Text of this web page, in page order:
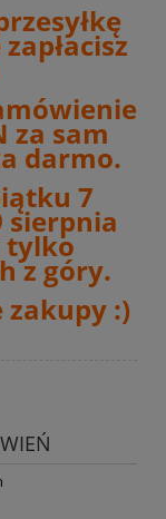
za sam
darmo.
7
sierpnia
tylko
z góry.
zakupy :)